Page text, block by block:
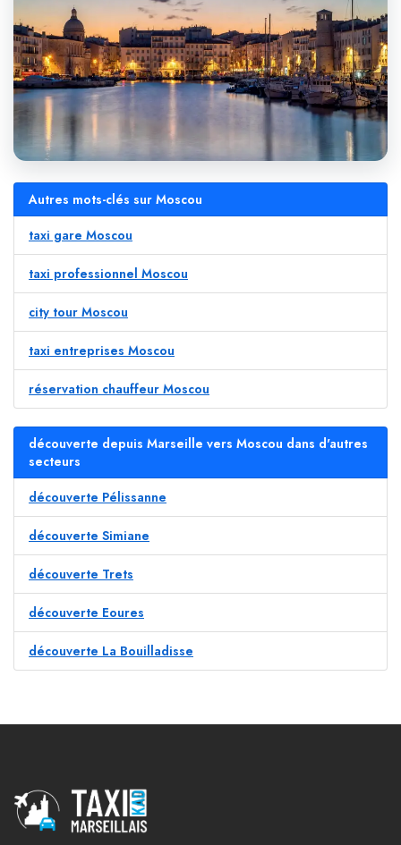
Autres mots-clés sur Moscou
taxi gare Moscou
taxi professionnel Moscou
city tour Moscou
taxi entreprises Moscou
réservation chauffeur Moscou
découverte depuis Marseille vers Moscou dans d'autres
secteurs
découverte Pélissanne
découverte Simiane
découverte Trets
découverte Eoures
découverte La Bouilladisse